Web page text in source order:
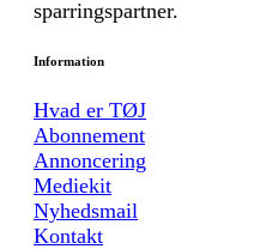
sparringspartner.
Information
Hvad er TØJ
Abonnement
Annoncering
Mediekit
Nyhedsmail
Kontakt